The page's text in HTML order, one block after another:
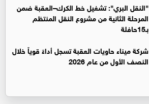
"النقل البري": تشغيل خط الكرك–العقبة ضمن
المرحلة الثانية من مشروع النقل المنتظم
بـ15حافلة
شركة ميناء حاويات العقبة تسجل أداءً قوياً خلال
النصف الأول من عام 2026